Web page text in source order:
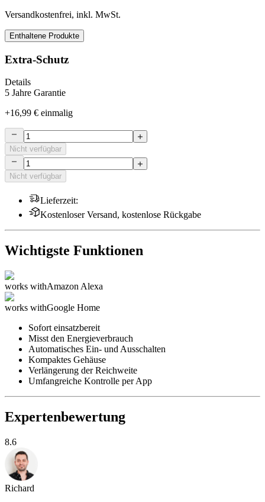
Versandkostenfrei, inkl. MwSt.
Enthaltene Produkte
Extra-Schutz
Details
5 Jahre Garantie
+16,99 € einmalig
Nicht verfügbar
Nicht verfügbar
Lieferzeit:
Kostenloser Versand, kostenlose Rückgabe
Wichtigste Funktionen
works withAmazon Alexa
works withGoogle Home
Sofort einsatzbereit
Misst den Energieverbrauch
Automatisches Ein- und Ausschalten
Kompaktes Gehäuse
Verlängerung der Reichweite
Umfangreiche Kontrolle per App
Expertenbewertung
8.6
Richard